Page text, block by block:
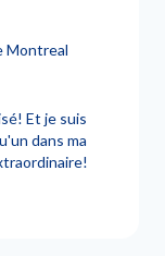
Montreal
Et je suis
dans ma